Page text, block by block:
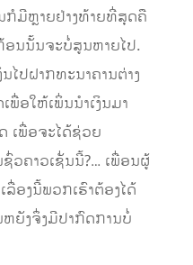
ກໍມີຫຼາຍຢ່າງທ້າຍທີ່ສຸດຄື
ອນນັ້ນຈະບໍ່ສູນຫາຍໄປ.
ໄປຝາກທະນາຄານຕ່າງ
ອໃຫ້ເພິ່ນນໍາເງິນມາ
ເພື່ອຈະໄດ້ຊ່ວຍ
ວຄາວເຊັ່ນນີ້?… ເພື່ອນຜູ້
ອງນີ້ພວກເຮົາຕ້ອງໄດ້
ຫຍັງຈຶ່ງມີປາກົດການບໍ່